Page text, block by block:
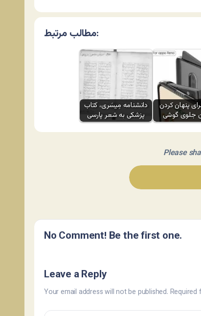
مطالب مرتبط:
دانشنامه مِیسَری، کتاب
پزشکی به شعر پارسی
پنهان کردن
جلوی گوشی
Please
No Comment! Be the first one.
Leave a Reply
Your email address will not be published. Required